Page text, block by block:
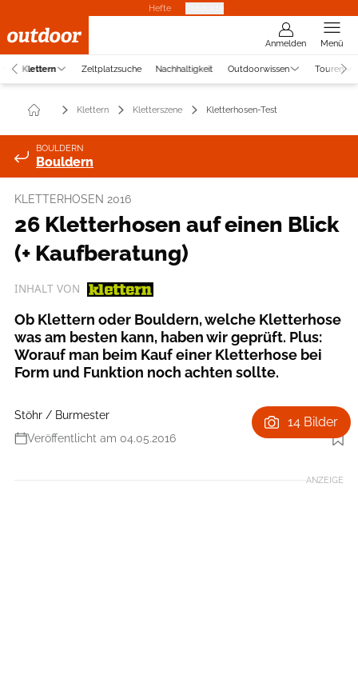
Hefte
Anmelden Menü
Klettern Zeltplatzsuche Nachhaltigkeit Outdoorwissen Touren
Klettern Kletterszene Kletterhosen-Test
BOULDERN
Bouldern
KLETTERHOSEN 2016
26 Kletterhosen auf einen Blick
(+ Kaufberatung)
INHALT VON
Ob Klettern oder Bouldern, welche Kletterhose
was am besten kann, haben wir geprüft. Plus:
Worauf man beim Kauf einer Kletterhose bei
Form und Funktion noch achten sollte.
Stöhr / Burmester
Veröffentlicht am 04.05.2016
Foto: Ralph Stöhr
14 Bilder
ANZEIGE